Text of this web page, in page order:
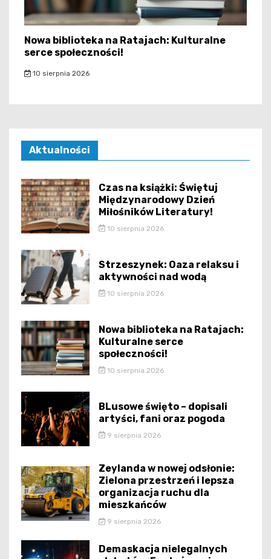
Nowa biblioteka na Ratajach: Kulturalne
serce społeczności!
10 sierpnia 2026
Aktualności
Czas na książki: Świętuj
Międzynarodowy Dzień
Miłośników Literatury!
10 sierpnia 2026
Strzeszynek: Oaza relaksu i
aktywności nad wodą
10 sierpnia 2026
Nowa biblioteka na Ratajach:
Kulturalne serce
społeczności!
10 sierpnia 2026
BLusowe święto – dopisali
artyści, fani oraz pogoda
9 sierpnia 2026
Zeylanda w nowej odsłonie:
Zielona przestrzeń i lepsza
organizacja ruchu dla
mieszkańców
9 sierpnia 2026
Demaskacja nielegalnych